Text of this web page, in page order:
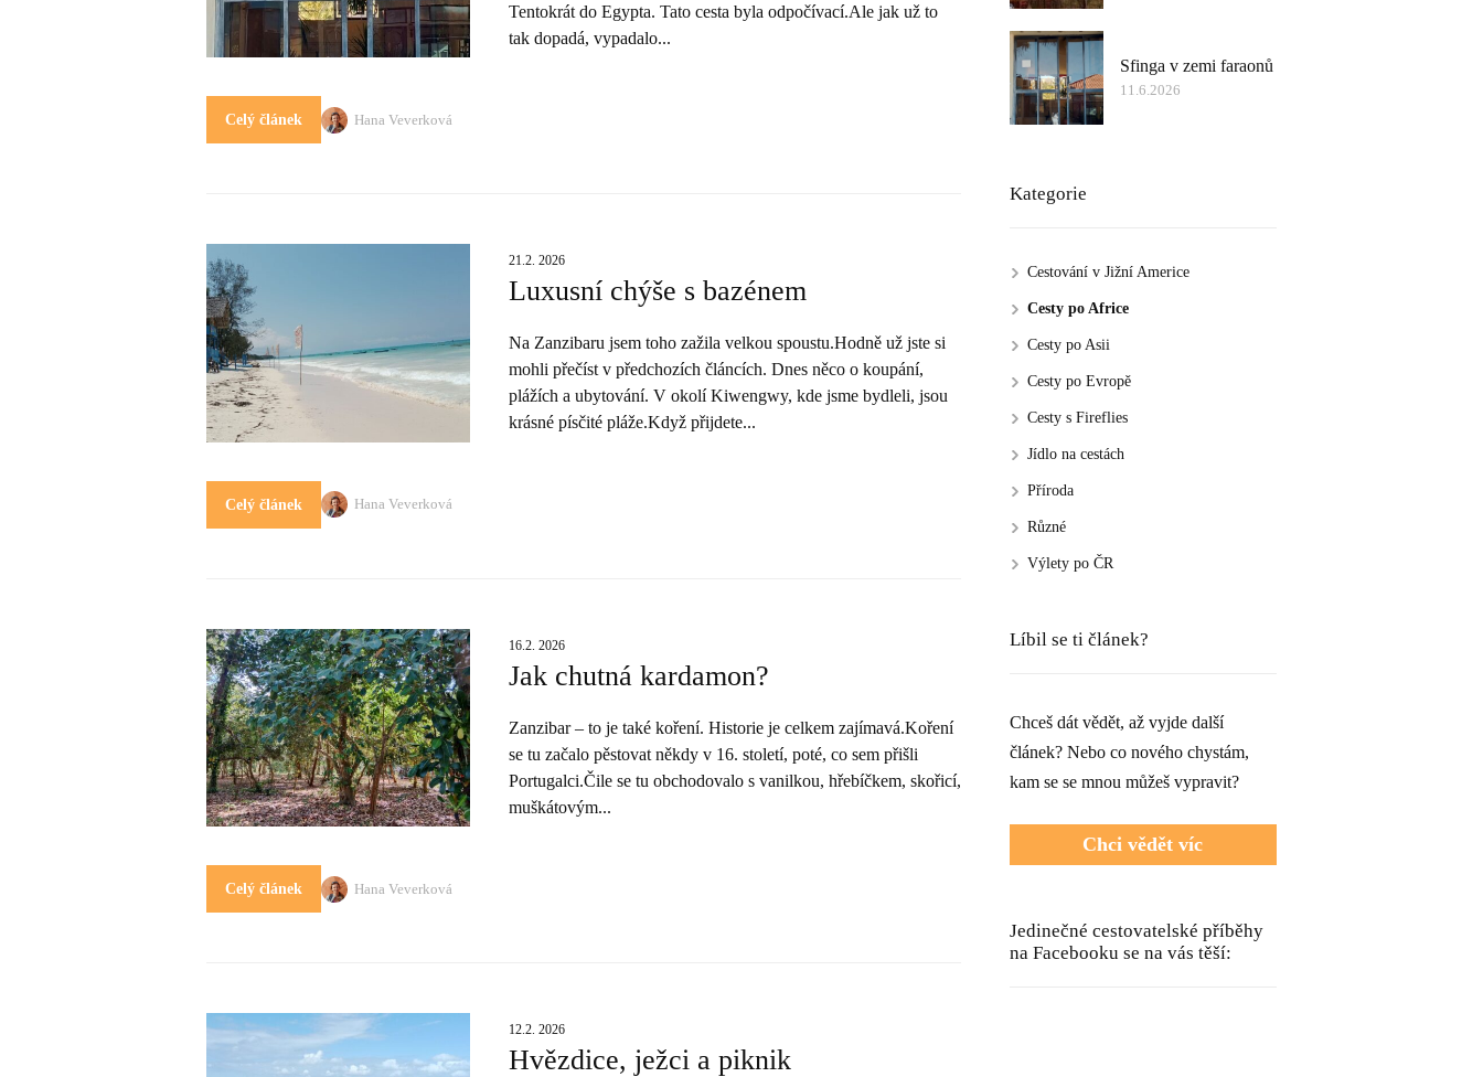
Tentokrát do Egypta. Tato cesta byla odpočívací.Ale jak už to
tak dopadá, vypadalo...
Celý článek Hana Veverková
21.2. 2026
Luxusní chýše s bazénem
Na Zanzibaru jsem toho zažila velkou spoustu.Hodně už jste si
mohli přečíst v předchozích článcích. Dnes něco o koupání,
plážích a ubytování. V okolí Kiwengwy, kde jsme bydleli, jsou
krásné písčité pláže.Když přijdete...
Celý článek Hana Veverková
16.2. 2026
Jak chutná kardamon?
Zanzibar – to je také koření. Historie je celkem zajímavá.Koření
se tu začalo pěstovat někdy v 16. století, poté, co sem přišli
Portugalci.Čile se tu obchodovalo s vanilkou, hřebíčkem, skořicí,
muškátovým...
Celý článek Hana Veverková
12.2. 2026
Hvězdice, ježci a piknik
Sfinga v zemi faraonů
11.6.2026
Kategorie
Cestování v Jižní Americe
Cesty po Africe
Cesty po Asii
Cesty po Evropě
Cesty s Fireflies
Jídlo na cestách
Příroda
Různé
Výlety po ČR
Líbil se ti článek?
Chceš dát vědět, až vyjde další
článek? Nebo co nového chystám,
kam se se mnou můžeš vypravit?
Chci vědět víc
Jedinečné cestovatelské příběhy
na Facebooku se na vás těší: